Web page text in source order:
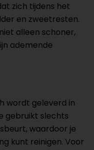
zich tijdens het
en zweetresten.
alleen schoner,
ademende
wordt geleverd in
gebruikt slechts
waardoor je
kunt reinigen. Voor